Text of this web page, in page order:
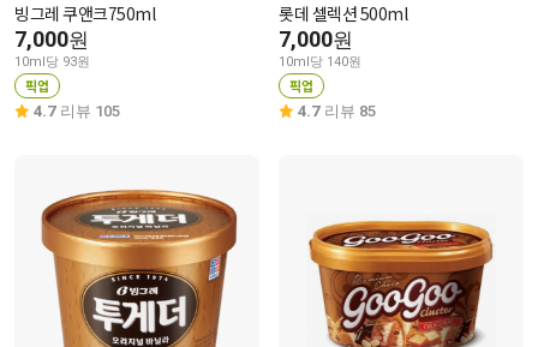
빙그레 쿠앤크750ml
7,000원
10ml당 93원
픽업
4.7 리뷰 105
롯데 셀렉션 500ml
7,000원
10ml당 140원
픽업
4.7 리뷰 85